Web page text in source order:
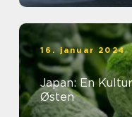
16. januar 2024
Japan: En
Østen